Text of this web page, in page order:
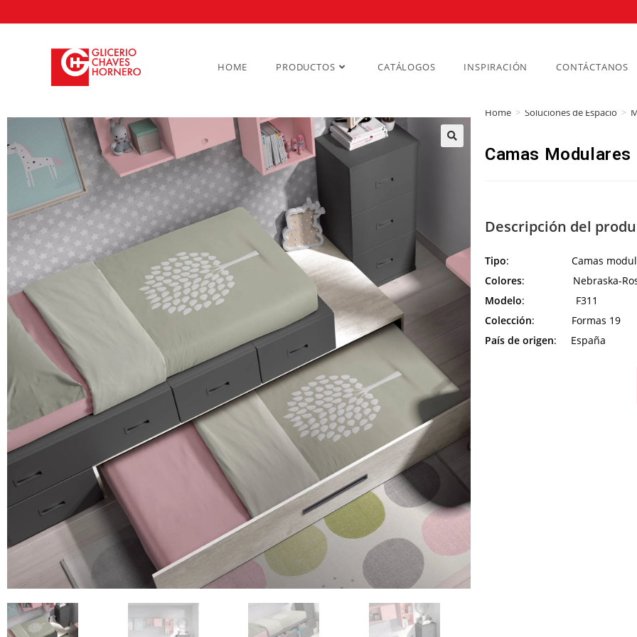
HOME PRODUCTOS CATÁLOGOS INSPIRACIÓN CONTÁCTANOS
Home > Soluciones de Espacio >
Camas Modulares
Descripción del
Tipo: Camas
Colores: Nebraska-
Modelo: F311
Colección: Formas 19
País de origen: España